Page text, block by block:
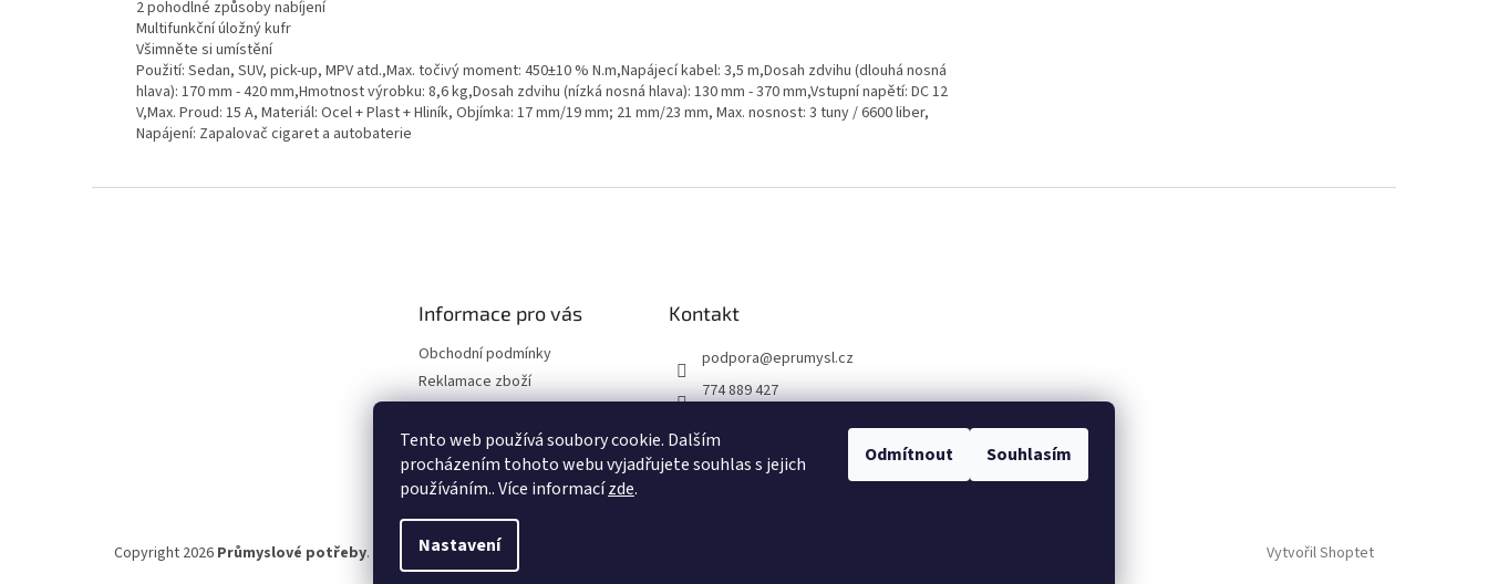
Tento web používá soubory cookie. Dalším
procházením tohoto webu vyjadřujete souhlas s jejich
používáním.. Více informacízde.
Nastavení
Odmítnout Souhlasím
2 pohodlné způsoby nabíjení
Multifunkční úložný kufr
Všimněte si umístění
Použití: Sedan, SUV, pick-up, MPV atd.,Max. točivý moment: 450±10 % N.m,Napájecí kabel: 3,5 m,Dosah zdvihu (dlouhá nosná
hlava): 170 mm - 420 mm,Hmotnost výrobku: 8,6 kg,Dosah zdvihu (nízká nosná hlava): 130 mm - 370 mm,Vstupní napětí: DC 12
V,Max. Proud: 15 A, Materiál: Ocel + Plast + Hliník, Objímka: 17 mm/19 mm; 21 mm/23 mm, Max. nosnost: 3 tuny / 6600 liber,
Napájení: Zapalovač cigaret a autobaterie
Informace pro vás
Obchodní podmínky
Reklamace zboží
Kontakty
Moje objednávka
Kontakt
podpora@eprumysl.cz
774 889 427
Vytvořil Shoptet
Copyright 2026 Průmyslové potřeby. Všechna práva vyhrazena.